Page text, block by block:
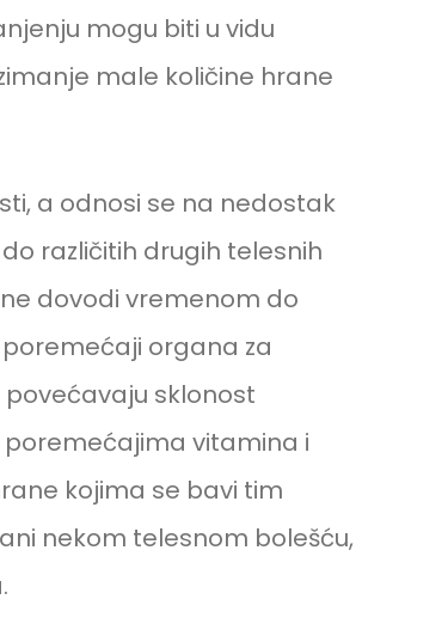
mogu biti u vidu
male količine hrane
a odnosi se na nedostak
različitih drugih telesnih
dovodi vremenom do
organa za
sklonost
vitamina i
kojima se bavi tim
nekom telesnom bolešću,